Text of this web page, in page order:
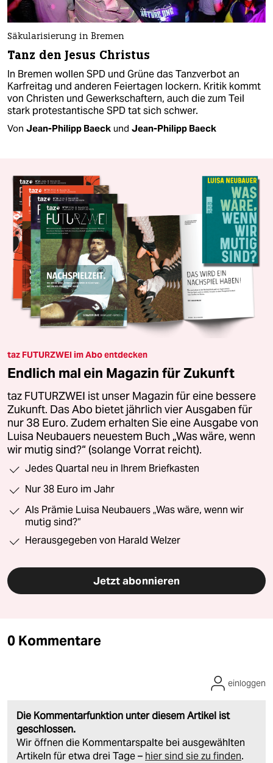
Säkularisierung in Bremen
Tanz den Jesus Christus
In Bremen wollen SPD und Grüne das Tanzverbot an
Karfreitag und anderen Feiertagen lockern. Kritik kommt
von Christen und Gewerkschaftern, auch die zum Teil
stark protestantische SPD tat sich schwer.
Von Jean-Philipp Baeck und Jean-Philipp Baeck
taz FUTURZWEI im Abo entdecken
Endlich mal ein Magazin für Zukunft
taz FUTURZWEI ist unser Magazin für eine bessere
Zukunft. Das Abo bietet jährlich vier Ausgaben für
nur 38 Euro. Zudem erhalten Sie eine Ausgabe von
Luisa Neubauers neuestem Buch „Was wäre, wenn
wir mutig sind?“ (solange Vorrat reicht).
Jedes Quartal neu in Ihrem Briefkasten
Nur 38 Euro im Jahr
Als Prämie Luisa Neubauers „Was wäre, wenn wir
mutig sind?“
Herausgegeben von Harald Welzer
Jetzt abonnieren
0 Kommentare
Die Kommentarfunktion unter diesem Artikel ist
geschlossen.
Wir öffnen die Kommentarspalte bei ausgewählten
Artikeln für etwa drei Tage – hier sind sie zu finden.
einloggen